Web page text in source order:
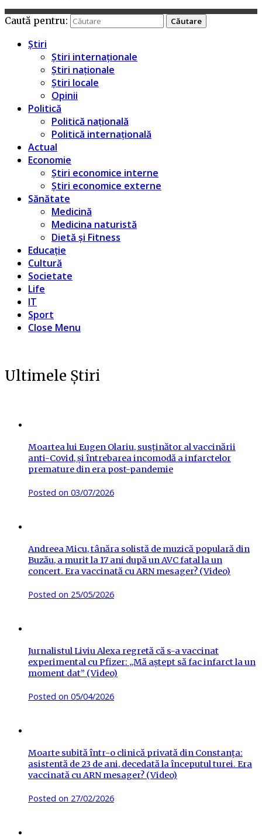
Caută pentru:
Știri
Știri internaționale
Știri naționale
Știri locale
Opinii
Politică
Politică națională
Politică internațională
Actual
Economie
Știri economice interne
Știri economice externe
Sănătate
Medicină
Medicina naturistă
Dietă și Fitness
Educație
Cultură
Societate
Life
IT
Sport
Close Menu
Ultimele Știri
Moartea lui Eugen Olariu, susținător al vaccinării
anti-Covid, și întrebarea incomodă a infarctelor
premature din era post-pandemie
Posted on 03/07/2026
Andreea Micu, tânăra solistă de muzică populară din
Buzău, a murit la 17 ani după un AVC fatal la un
concert. Era vaccinată cu ARN mesager? (Video)
Posted on 25/05/2026
Jurnalistul Liviu Alexa regretă că s-a vaccinat
experimental cu Pfizer: „Mă aștept să fac infarct la un
moment dat” (Video)
Posted on 05/04/2026
Moarte subită într-o clinică privată din Constanța:
asistentă de 23 de ani, decedată la începutul turei. Era
vaccinată cu ARN mesager? (Video)
Posted on 27/02/2026